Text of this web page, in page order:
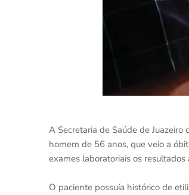
A Secretaria de Saúde de
homem de 56 anos, que veio a
exames laboratoriais os
O paciente possuía histórico de